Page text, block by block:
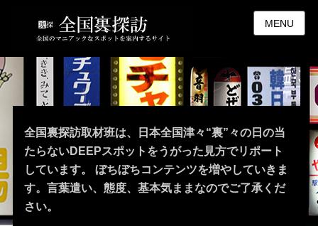
MENU
全国裏探訪取材班は、日本全国津々“裏”々の日の当
たらないDEEPスポットをうがった見方でリポート
しています。 ぼちぼちコンテンツを増やしていきま
す。言葉遣い、態度、基本気ままなのでご了承くだ
さい。